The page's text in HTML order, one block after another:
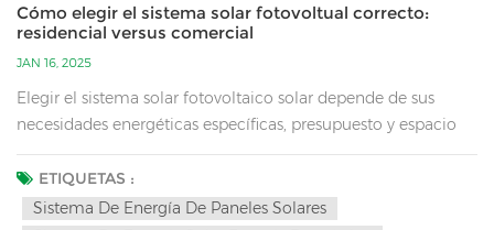
Cómo elegir el sistema solar fotovoltual correcto:
residencial versus comercial
JAN 16, 2025
Elegir el sistema solar fotovoltaico solar depende de sus
necesidades energéticas específicas, presupuesto y espacio
disponible. Los sistemas residenciales y comerciales tienen
diferentes propósitos y tienen características distintas, lo que
hace que sea esencial comprender sus diferencias clave para
ETIQUETAS :
Sistema De Energía De Paneles Solares